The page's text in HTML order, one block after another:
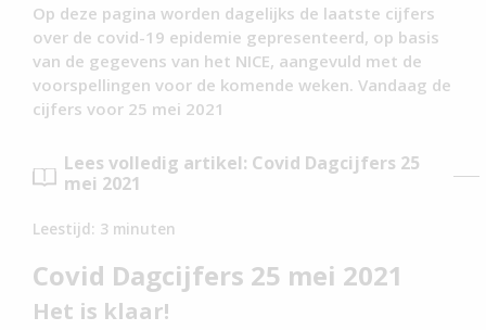
Op deze pagina worden dagelijks de laatste cijfers
over de covid-19 epidemie gepresenteerd, op basis
van de gegevens van het NICE, aangevuld met de
voorspellingen voor de komende weken. Vandaag de
cijfers voor 25 mei 2021
Lees volledig artikel: Covid Dagcijfers 25
mei 2021
Leestijd: 3 minuten
Covid Dagcijfers 25 mei 2021
Het is klaar!